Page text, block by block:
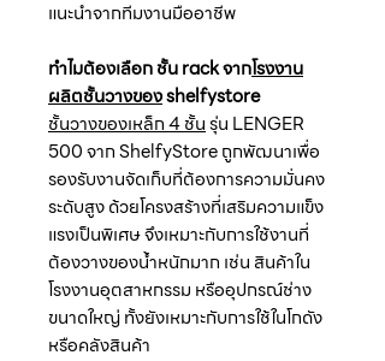
แนะนำจากทีมงานมืออาชีพ
ทำไมต้องเลือก ชั้น rack จากโรงงาน
ผลิตชั้นวางของshelfystore
ชั้นวางของเหล็ก 4 ชั้นรุ่น LENGER
500 จาก ShelfyStore ถูกพัฒนาเพื่อ
รองรับงานจัดเก็บที่ต้องการความมั่นคง
ระดับสูง ด้วยโครงสร้างที่เสริมความแข็ง
แรงเป็นพิเศษ จึงเหมาะกับการใช้งานที่
ต้องวางของน้ำหนักมาก เช่น สินค้าใน
โรงงานอุตสาหกรรม หรืออุปกรณ์ช่าง
ขนาดใหญ่ ทั้งยังเหมาะกับการใช้ในโกดัง
หรือคลังสินค้า